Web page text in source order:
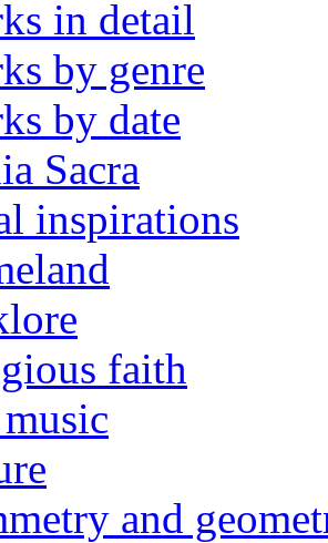
in detail
by genre
by date
Sacra
inspirations
faith
and